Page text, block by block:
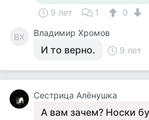
9 лет 1 0
ВХ Владимир Хромов
И то верно. 9 лет
Сестрица Алёнушка
А вам зачем? Носки